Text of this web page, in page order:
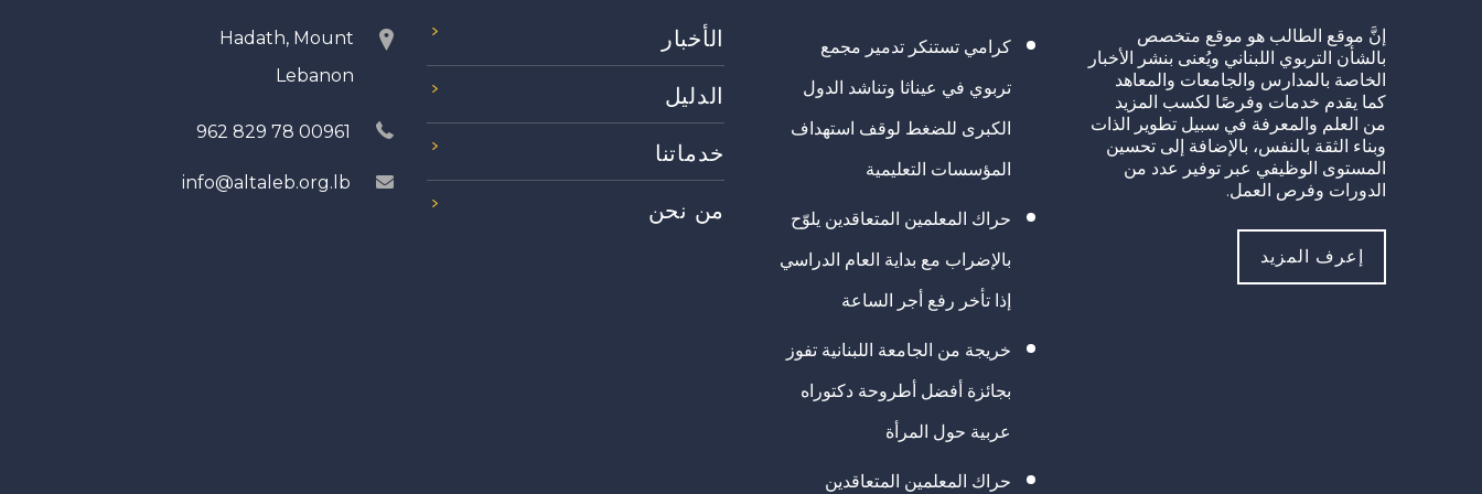
إنَّ موقع الطالب هو موقع متخصص
بالشأن التربوي اللبناني ويُعنى بنشر الأخبار
الخاصة بالمدارس والجامعات والمعاهد
كما يقدم خدمات وفرصًا لكسب المزيد
من العلم والمعرفة في سبيل تطوير الذات
وبناء الثقة بالنفس، بالإضافة إلى تحسين
المستوى الوظيفي عبر توفير عدد من
الدورات وفرص العمل.
إعرف المزيد
كرامي تستنكر تدمير مجمع
تربوي في عيناثا وتناشد الدول
الكبرى للضغط لوقف استهداف
المؤسسات التعليمية
حراك المعلمين المتعاقدين يلوّح
بالإضراب مع بداية العام الدراسي
إذا تأخر رفع أجر الساعة
خريجة من الجامعة اللبنانية تفوز
بجائزة أفضل أطروحة دكتوراه
عربية حول المرأة
حراك المعلمين المتعاقدين
الأخبار
الدليل
خدماتنا
من نحن
Hadath, Mount
Lebanon
00961 78 829 962
info@altaleb.org.lb